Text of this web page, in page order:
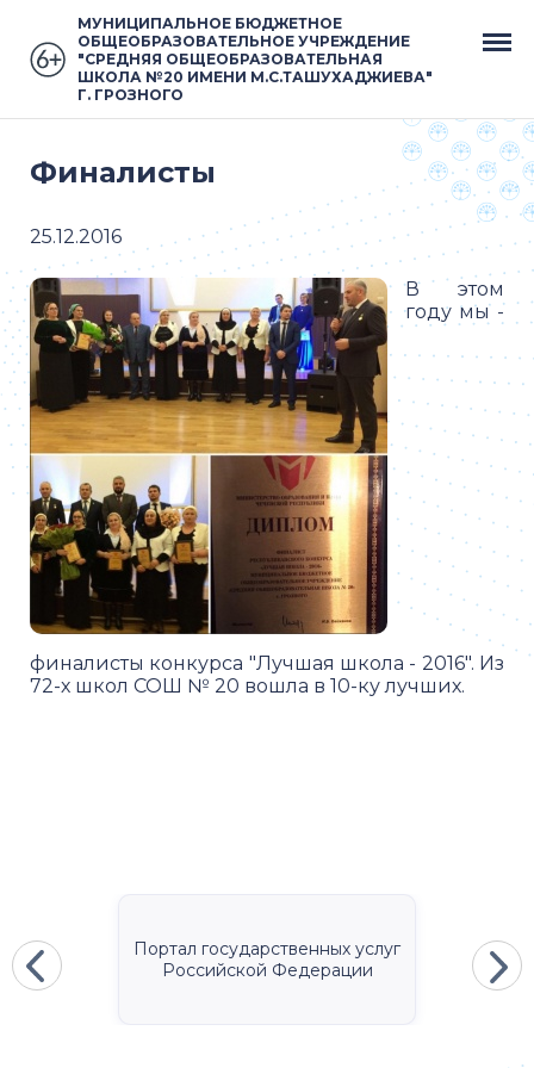
МУНИЦИПАЛЬНОЕ БЮДЖЕТНОЕ
ОБЩЕОБРАЗОВАТЕЛЬНОЕ УЧРЕЖДЕНИЕ
"СРЕДНЯЯ ОБЩЕОБРАЗОВАТЕЛЬНАЯ
ШКОЛА №20 ИМЕНИ М.С.ТАШУХАДЖИЕВА"
Г. ГРОЗНОГО
Финалисты
25.12.2016
В этом
году мы -
финалисты конкурса "Лучшая школа - 2016". Из
72-х школ СОШ № 20 вошла в 10-ку лучших.
Портал государственных услуг
Российской Федерации